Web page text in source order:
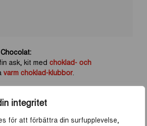
integritet
för att förbättra din surfupplevelse,
ask, kit med choklad- och
varm choklad-klubbor.
– LOKALT,
MÖRKROSTAT